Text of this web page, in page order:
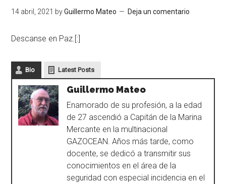
14 abril, 2021 byGuillermo Mateo Deja un comentario
Descanse en Paz.[:]
Bio Latest Posts
Guillermo Mateo
Enamorado de su profesión, a la edad
de 27 ascendió a Capitán de la Marina
Mercante en la multinacional
GAZOCEAN. Años más tarde, como
docente, se dedicó a transmitir sus
conocimientos en el área de la
seguridad con especial incidencia en el